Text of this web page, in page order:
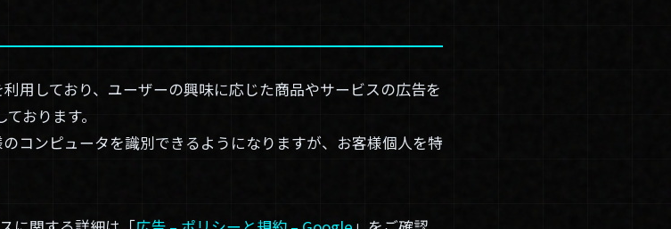
用しており、ユーザーの興味に応じた商品やサービスの広告を
おります。
コンピュータを識別できるようになりますが、お客様個人を特